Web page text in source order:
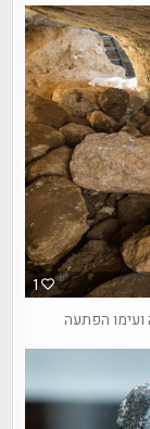
1
הפתעה